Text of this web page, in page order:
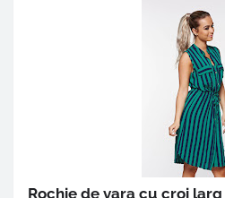
Rochie de vara cu croi